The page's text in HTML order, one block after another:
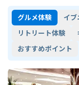
グルメ体験
イ
リトリート体験
おすすめポイント